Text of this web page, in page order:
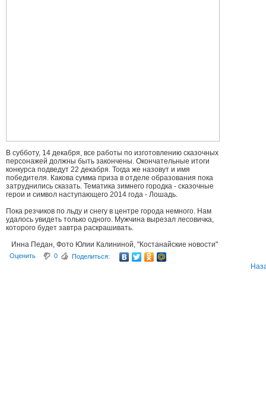
В субботу, 14 декабря, все работы по изготовлению сказочных
персонажей должны быть закончены. Окончательные итоги
конкурса подведут 22 декабря. Тогда же назовут и имя
победителя. Какова сумма приза в отделе образования пока
затруднились сказать. Тематика зимнего городка - сказочные
герои и символ наступающего 2014 года - Лошадь.
Пока резчиков по льду и снегу в центре города немного. Нам
удалось увидеть только одного. Мужчина вырезал лесовичка,
которого будет завтра раскрашивать.
Инна Педан, Фото Юлии Калининой, "Костанайские новости"
Оценить 0 Поделиться: